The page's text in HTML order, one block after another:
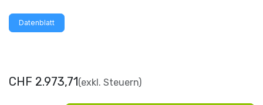
Datenblatt
CHF 2.973,71(exkl. Steuern)